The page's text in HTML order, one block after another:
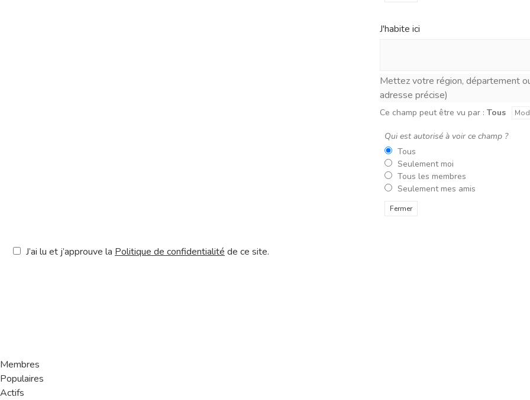
J'habite ici
Mettez votre région, département ou ville.
adresse précise)
Ce champ peut être vu par : Tous
Qui est autorisé à voir ce champ ?
Tous
Seulement moi
Tous les membres
Seulement mes amis
Fermer
J’ai lu et j’approuve la Politique de confidentialité de ce site.
Membres
Populaires
Actifs